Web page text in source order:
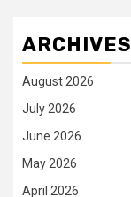
ARCHIVES
August 2026
July 2026
June 2026
May 2026
April 2026